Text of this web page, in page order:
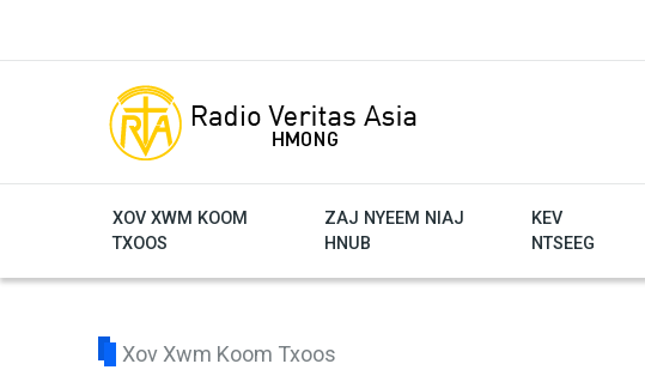
XOV XWM KOOM
TXOOS
ZAJ NYEEM NIAJ
HNUB
KEV
NTSEEG
Xov Xwm Koom Txoos